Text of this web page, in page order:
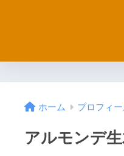
ホーム プロフィ
アルモンデ